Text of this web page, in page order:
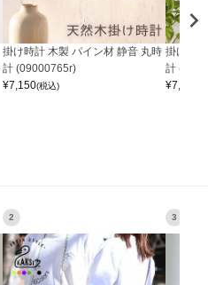
掛け時計 木製 パイン材 静音 丸時
計 (09000765r)
¥7,150(税込)
掛け時
計
¥7,150
2 3